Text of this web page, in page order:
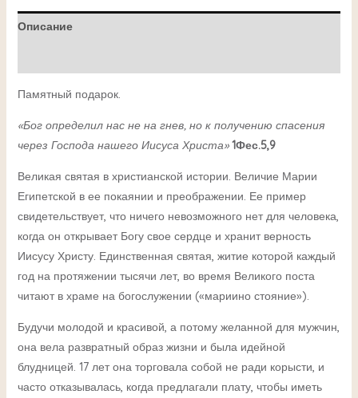
Описание
Памятный подарок.
«Бог определил нас не на гнев, но к получению спасения
через Господа нашего Иисуса Христа» 1Фес.5,9
Великая святая в христианской истории. Величие Марии
Египетской в ее покаянии и преображении. Ее пример
свидетельствует, что ничего невозможного нет для человека,
когда он открывает Богу свое сердце и хранит верность
Иисусу Христу. Единственная святая, житие которой каждый
год на протяжении тысячи лет, во время Великого поста
читают в храме на богослужении («мариино стояние»).
Будучи молодой и красивой, а потому желанной для мужчин,
она вела развратный образ жизни и была идейной
блудницей. 17 лет она торговала собой не ради корысти, и
часто отказывалась, когда предлагали плату, чтобы иметь